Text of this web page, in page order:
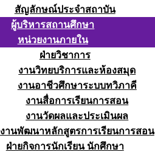
สัญลักษณ์ประจำสถาบัน
ผู้บริหารสถานศึกษา
หน่วยงานภายใน
ฝ่ายวิชาการ
งานวิทยบริการและห้องสมุด
งานอาชีวศึกษาระบบทวิภาคี
งานสื่อการเรียนการสอน
งานวัดผลและประเมินผล
งานพัฒนาหลักสูตรการเรียนการสอน
ฝ่ายกิจการนักเรียน นักศึกษา